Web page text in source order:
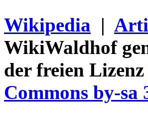
Wikipedia |
WikiWaldhof
der freien Lizenz
Commons by-sa